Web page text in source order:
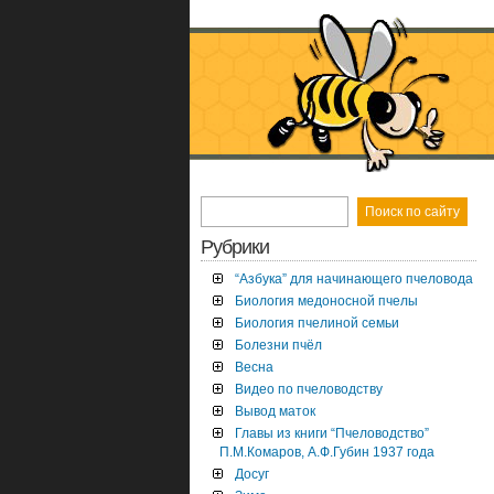
Рубрики
“Азбука” для начинающего пчеловода
Биология медоносной пчелы
Биология пчелиной семьи
Болезни пчёл
Весна
Видео по пчеловодству
Вывод маток
Главы из книги “Пчеловодство”
П.М.Комаров, А.Ф.Губин 1937 года
Досуг